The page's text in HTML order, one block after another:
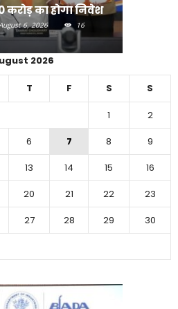
करोड़ का होगा निवेश
6, 2026
16
2026
T F S S
1
2
6 7 8
9
13 14 15
16
20 21 22
23
27 28 29
30